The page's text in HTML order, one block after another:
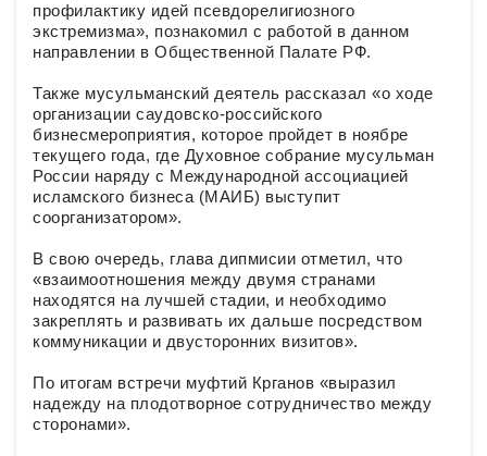
профилактику идей псевдорелигиозного
экстремизма», познакомил с работой в данном
направлении в Общественной Палате РФ.
Также мусульманский деятель рассказал «о ходе
организации саудовско-российского
бизнесмероприятия, которое пройдет в ноябре
текущего года, где Духовное собрание мусульман
России наряду с Международной ассоциацией
исламского бизнеса (МАИБ) выступит
соорганизатором».
В свою очередь, глава дипмисии отметил, что
«взаимоотношения между двумя странами
находятся на лучшей стадии, и необходимо
закреплять и развивать их дальше посредством
коммуникации и двусторонних визитов».
По итогам встречи муфтий Крганов «выразил
надежду на плодотворное сотрудничество между
сторонами».